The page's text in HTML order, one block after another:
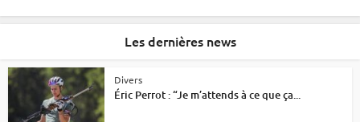
Les dernières news
Divers
Éric Perrot : “Je m’attends à ce que ça...